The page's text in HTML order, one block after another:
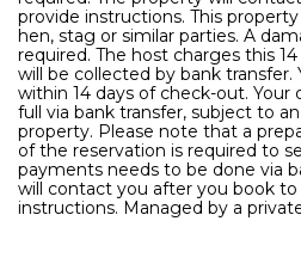
provide instructions. This
hen, stag or similar parties. A
required. The host charges this
will be collected by bank transfer.
within 14 days of check-out. Your
full via bank transfer, subject to
property. Please note that a
of the reservation is required to
payments needs to be done via
will contact you after you book
instructions. Managed by a